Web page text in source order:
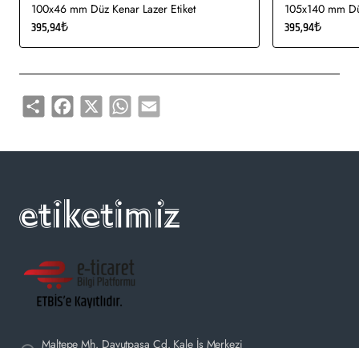
100x46 mm Düz Kenar Lazer Etiket
395,94₺
105x140 mm
395,94₺
Share Facebook
X WhatsApp
Email
Maltepe Mh. Davutpaşa Cd. Kale İş Merkezi